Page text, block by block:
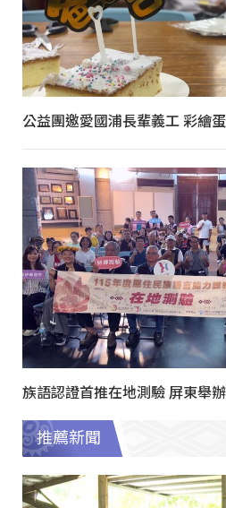
公益團邀愛國浦長輩義工 彩繪
族語認證首推在地測驗 屏東舉
推薦新聞